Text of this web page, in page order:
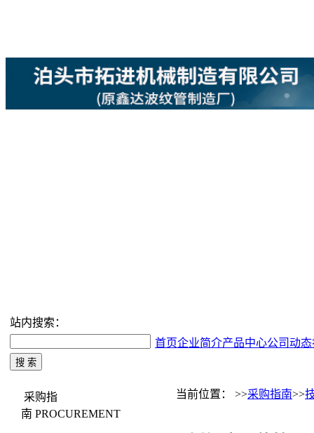
站内搜索：
首页企业简介产品中心公司动态
采购指
南 PROCUREMENT
当前位置： >>采购指南>>